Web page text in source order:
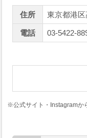
住所 東京都港
電話 03-5422-
※公式サイト・Instagramか